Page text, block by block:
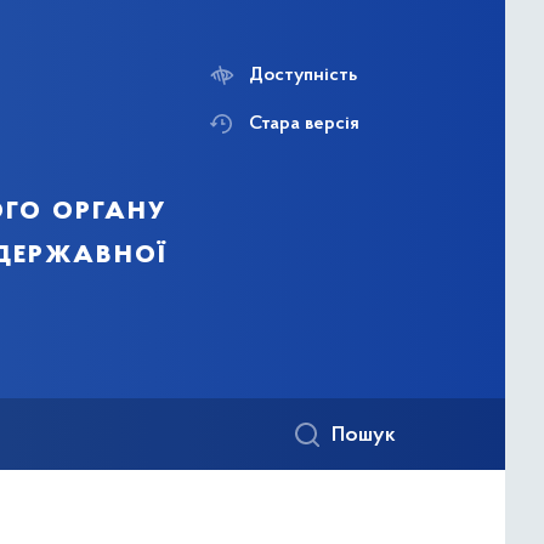
органу
Доступність
Стара версія
Пошук